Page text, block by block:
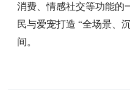
消费、情感社交等功能的
民与爱宠打造 “全场景、
间。